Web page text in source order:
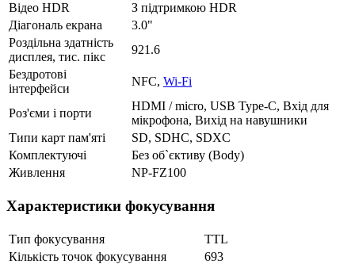
Відео HDR
З підтримкою HDR
Діагональ екрана
3.0"
Роздільна здатність
дисплея, тис. пікс
921.6
Бездротові
інтерфейси
NFC, Wi-Fi
Роз'єми і порти
HDMI / micro, USB Type-C, Вхід для
мікрофона, Вихід на навушники
Типи карт пам'яті
SD, SDHC, SDXC
Комплектуючі
Без об`єктиву (Body)
Живлення
NP-FZ100
Характеристики фокусування
Тип фокусування
TTL
Кількість точок фокусування
693